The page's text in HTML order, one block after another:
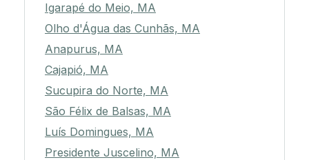
Igarapé do Meio, MA
Olho d'Água das Cunhãs, MA
Anapurus, MA
Cajapió, MA
Sucupira do Norte, MA
São Félix de Balsas, MA
Luís Domingues, MA
Presidente Juscelino, MA